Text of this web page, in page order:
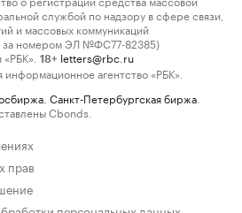
службой по надзору в сфере связи,
и массовых коммуникаций
за номером ЭЛ №ФС77-82385)
18+ letters@rbc.ru
информационное агентство «РБК».
Санкт-Петербургская биржа
Cbonds.
прав